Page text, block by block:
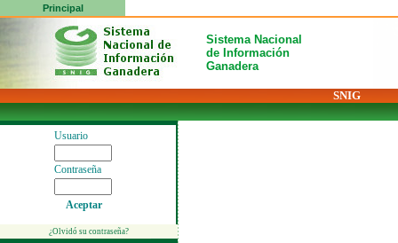
Principal
Sistema Nacional
de Información
Ganadera
SNIG
Usuario
Contraseña
Aceptar
¿Olvidó su contraseña?